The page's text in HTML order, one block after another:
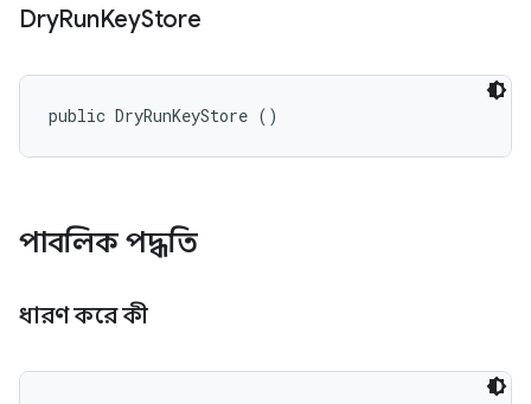
DryRunKeyStore
public DryRunKeyStore ()
পাবলিক পদ্ধতি
ধারণ করে কী